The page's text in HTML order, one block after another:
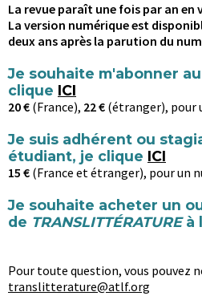
La revue paraît une fois par an en
La version numérique est
deux ans après la parution du
Je souhaite m'abonner
clique ICI
20 € (France), 22 € (étranger), pour
Je suis adhérent ou
étudiant, je clique ICI
15 € (France et étranger), pour un
Je souhaite acheter un
de TRANSLITTÉRATUREà
Pour toute question, vous pouvez
translitterature@atlf.org